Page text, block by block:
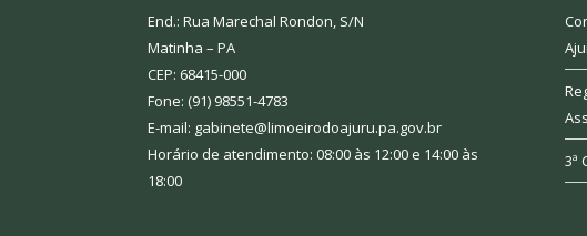
End.: Rua Marechal Rondon, S/N
Matinha – PA
CEP: 68415-000
Fone: (91) 98551-4783
E-mail: gabinete@limoeirodoajuru.pa.gov.br
Horário de atendimento: 08:00 às 12:00 e 14:00 às
18:00
3ª